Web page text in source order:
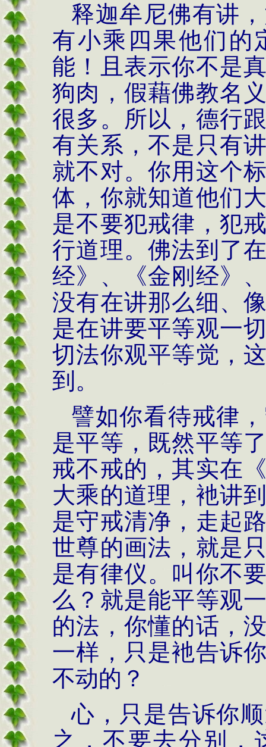
释迦牟尼佛有讲
有小乘四果他们的
能！且表示你不是
狗肉，假藉佛教名
很多。所以，德行
有关系，不是只有
就不对。你用这个
体，你就知道他们
是不要犯戒律，犯
行道理。佛法到了
经》、《金刚经》
没有在讲那么细、
是在讲要平等观一
切法你观平等觉，
到。
譬如你看待戒律
是平等，既然平等
戒不戒的，其实在
大乘的道理，衪讲
是守戒清净，走起
世尊的画法，就是
是有律仪。叫你不
么？就是能平等观
的法，你懂的话，
一样，只是衪告诉
不动的？
心，只是告诉你
之，不要去分别，